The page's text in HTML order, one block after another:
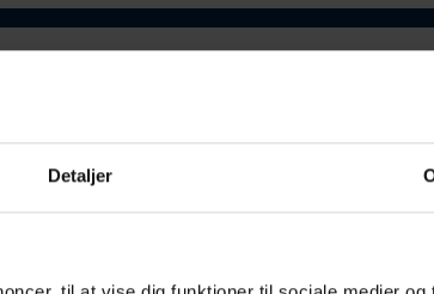
Detaljer
noget om vævning, er teknisk interesseret